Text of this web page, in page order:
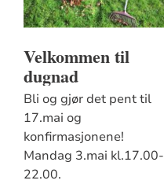
Velkommen til
dugnad
Bli og gjør det pent til
17.mai og
konfirmasjonene!
Mandag 3.mai kl.17.00-
22.00.